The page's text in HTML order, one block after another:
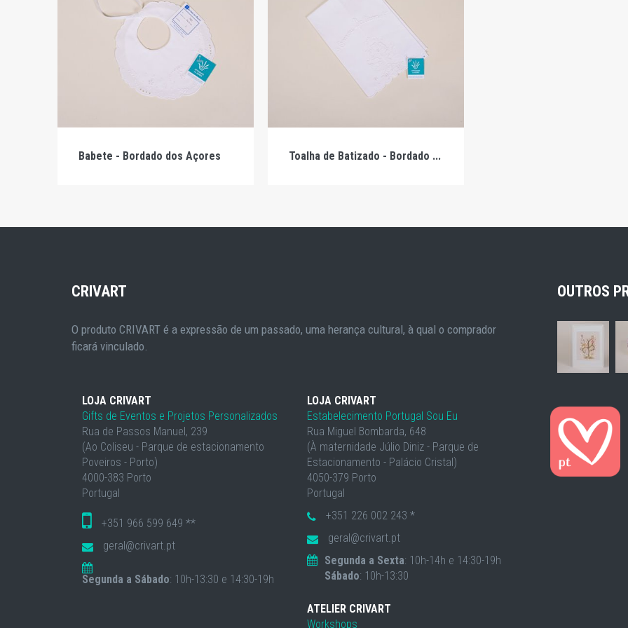
Babete - Bordado dos Açores Toalha de Batizado - Bordado ...
CRIVART
O produto CRIVART é a expressão de um passado, uma herança cultural, à qual o comprador
ficará vinculado.
LOJA CRIVART
Gifts de Eventos e Projetos Personalizados
Rua de Passos Manuel, 239
(Ao Coliseu - Parque de estacionamento
Poveiros - Porto)
4000-383 Porto
Portugal
+351 966 599 649 **
geral@crivart.pt
Segunda a Sábado: 10h-13:30 e 14:30-19h
LOJA CRIVART
Estabelecimento Portugal Sou Eu
Rua Miguel Bombarda, 648
(À maternidade Júlio Diniz - Parque de
Estacionamento - Palácio Cristal)
4050-379 Porto
Portugal
+351 226 002 243 *
geral@crivart.pt
Segunda a Sexta: 10h-14h e 14:30-19h
Sábado: 10h-13:30
ATELIER CRIVART
Workshops
OUTROS